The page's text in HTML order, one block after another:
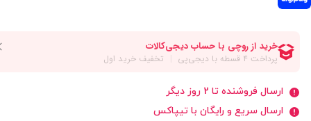
ارسال فروشنده تا 2 روز دیگر
ارسال سریع و رایگان با تیپاکس